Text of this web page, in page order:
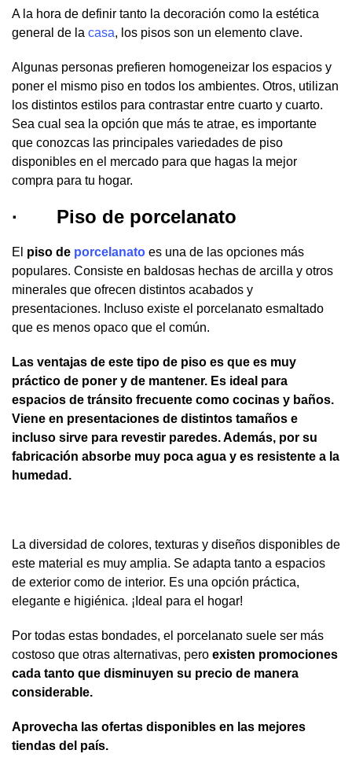
A la hora de definir tanto la decoración como la estética
general de la casa, los pisos son un elemento clave.
Algunas personas prefieren homogeneizar los espacios y
poner el mismo piso en todos los ambientes. Otros, utilizan
los distintos estilos para contrastar entre cuarto y cuarto.
Sea cual sea la opción que más te atrae, es importante
que conozcas las principales variedades de piso
disponibles en el mercado para que hagas la mejor
compra para tu hogar.
· Piso de porcelanato
El piso de porcelanato es una de las opciones más
populares. Consiste en baldosas hechas de arcilla y otros
minerales que ofrecen distintos acabados y
presentaciones. Incluso existe el porcelanato esmaltado
que es menos opaco que el común.
Las ventajas de este tipo de piso es que es muy
práctico de poner y de mantener. Es ideal para
espacios de tránsito frecuente como cocinas y baños.
Viene en presentaciones de distintos tamaños e
incluso sirve para revestir paredes. Además, por su
fabricación absorbe muy poca agua y es resistente a la
humedad.
La diversidad de colores, texturas y diseños disponibles de
este material es muy amplia. Se adapta tanto a espacios
de exterior como de interior. Es una opción práctica,
elegante e higiénica. ¡Ideal para el hogar!
Por todas estas bondades, el porcelanato suele ser más
costoso que otras alternativas, pero existen promociones
cada tanto que disminuyen su precio de manera
considerable.
Aprovecha las ofertas disponibles en las mejores
tiendas del país.